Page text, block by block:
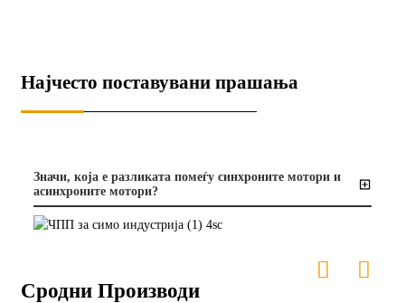
Најчесто поставувани прашања
Значи, која е разликата помеѓу синхроните мотори и
асинхроните мотори?
Сродни Производи